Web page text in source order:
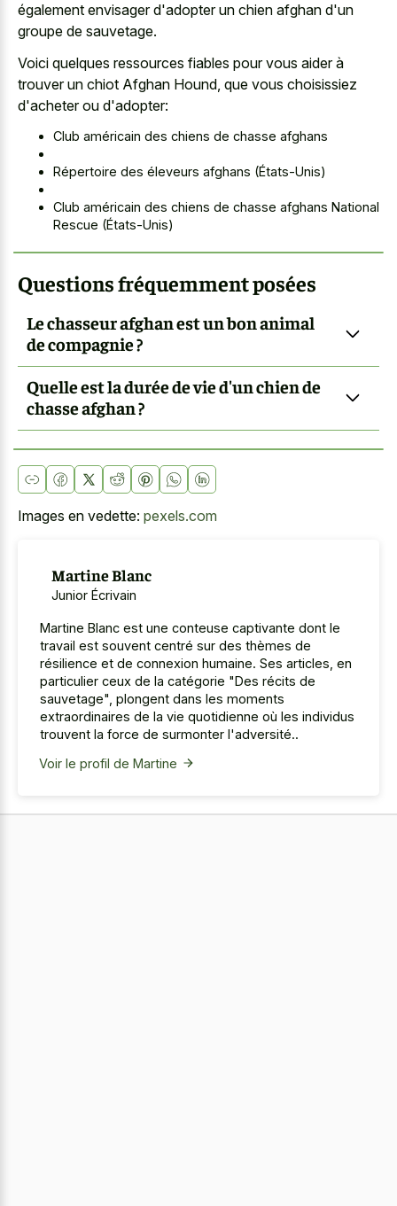
également envisager d'adopter un chien afghan d'un
groupe de sauvetage.
Voici quelques ressources fiables pour vous aider à
trouver un chiot Afghan Hound, que vous choisissiez
d'acheter ou d'adopter:
Club américain des chiens de chasse afghans
Répertoire des éleveurs afghans (États-Unis)
Club américain des chiens de chasse afghans National
Rescue (États-Unis)
Questions fréquemment posées
Le chasseur afghan est un bon animal
de compagnie ?
Quelle est la durée de vie d'un chien de
chasse afghan ?
Images en vedette: pexels.com
Martine Blanc
Junior Écrivain
Martine Blanc est une conteuse captivante dont le
travail est souvent centré sur des thèmes de
résilience et de connexion humaine. Ses articles, en
particulier ceux de la catégorie "Des récits de
sauvetage", plongent dans les moments
extraordinaires de la vie quotidienne où les individus
trouvent la force de surmonter l'adversité..
Voir le profil de Martine